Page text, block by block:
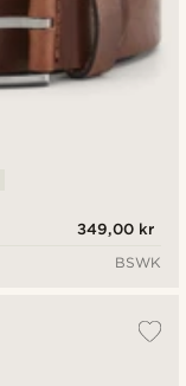
349,00 kr
BSWK